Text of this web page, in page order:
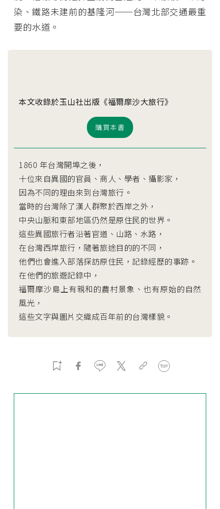
染、鐵路未建前的基隆河──台灣北部交通最重
要的水道。
本文收錄於玉山社出版《福爾摩沙大旅行》
購買本書
1860 年台灣開埠之後，
十位來自異國的官員、商人、學者、攝影家，
因為不同的理由來到台灣旅行。
當時的台灣除了漢人群聚於西岸之外，
中央山脈和東部地區仍然是原住民的世界。
這些異國旅行者沿著官道、山路、水路，
在台灣西岸旅行，隨著旅途目的的不同，
他們也會進入部落探訪原住民，記錄經歷的事跡。
在他們的旅遊記錄中，
福爾摩沙島上有親和的農村景象、也有原始的自然
風光，
這些文字與圖片交織成百年前的台灣樣貌。